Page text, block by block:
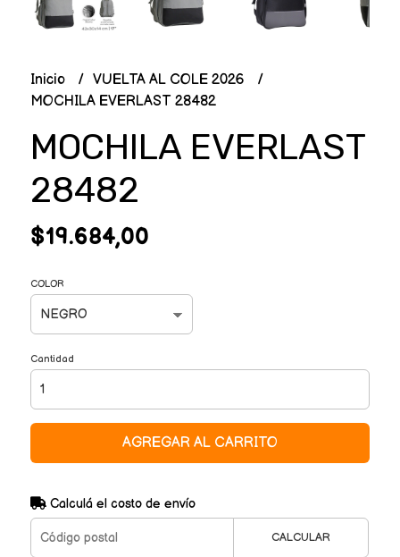
Inicio
VUELTA AL COLE 2026
MOCHILA EVERLAST 28482
MOCHILA EVERLAST
28482
$19.684,00
COLOR
Cantidad
AGREGAR AL CARRITO
Calculá el costo de envío
CALCULAR